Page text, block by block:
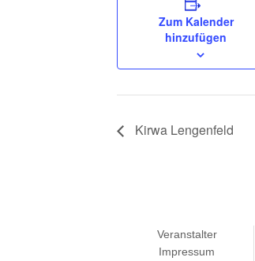
Zum Kalender
hinzufügen
Kirwa Lengenfeld
Veranstalter
Impressum